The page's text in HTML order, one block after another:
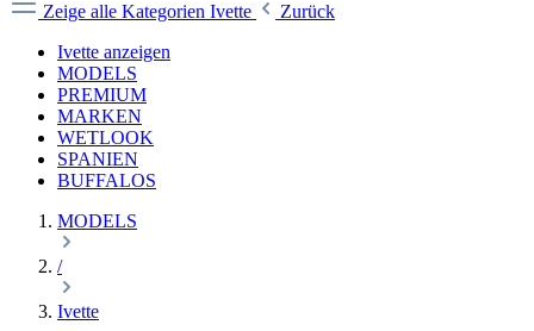
Zeige alle Kategorien Ivette
Zurück
Ivette anzeigen
MODELS
PREMIUM
MARKEN
WETLOOK
SPANIEN
BUFFALOS
MODELS
/
Ivette